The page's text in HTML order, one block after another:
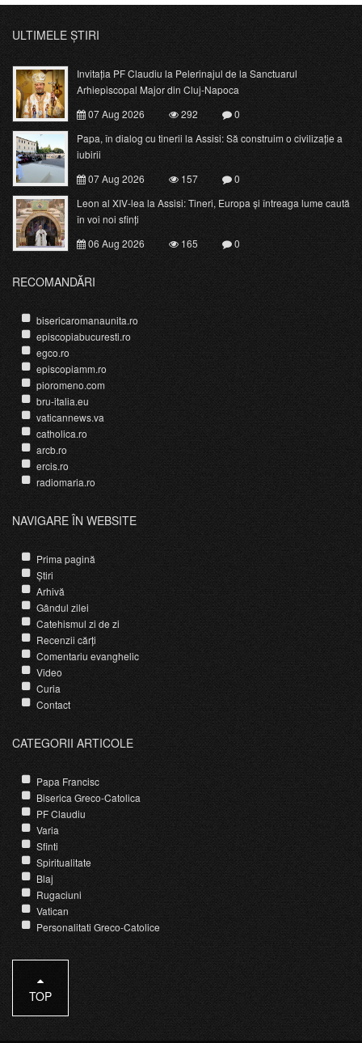
ULTIMELE ȘTIRI
Invitația PF Claudiu la Pelerinajul de la Sanctuarul
Arhiepiscopal Major din Cluj-Napoca
07 Aug 2026
292
0
Papa, în dialog cu tinerii la Assisi: Să construim o civilizație a
iubirii
07 Aug 2026
157
0
Leon al XIV-lea la Assisi: Tineri, Europa și întreaga lume caută
în voi noi sfinți
06 Aug 2026
165 0
RECOMANDĂRI
bisericaromanaunita.ro
episcopiabucuresti.ro
egco.ro
episcopiamm.ro
pioromeno.com
bru-italia.eu
vaticannews.va
catholica.ro
arcb.ro
ercis.ro
radiomaria.ro
NAVIGARE ÎN WEBSITE
Prima pagină
Știri
Arhivă
Gândul zilei
Catehismul zi de zi
Recenzii cărți
Comentariu evanghelic
Video
Curia
Contact
CATEGORII ARTICOLE
Papa Francisc
Biserica Greco-Catolica
PF Claudiu
Varia
Sfinti
Spiritualitate
Blaj
Rugaciuni
Vatican
Personalitati Greco-Catolice
TOP